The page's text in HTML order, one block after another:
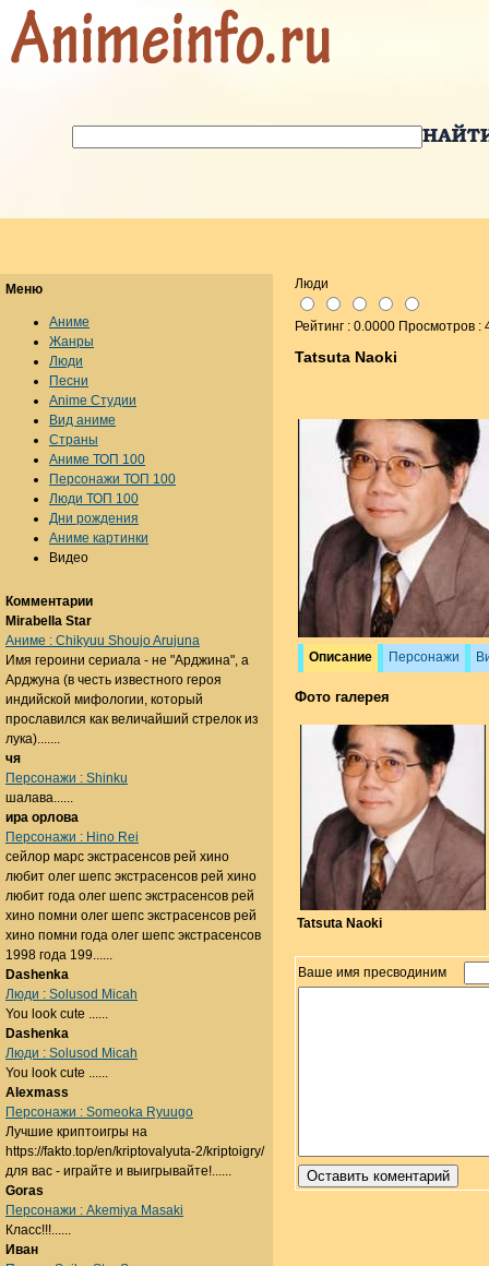
Люди
Рейтинг : 0.0000 Просмотров :
Tatsuta Naoki
Описание Персонажи
Фото галерея
Tatsuta Naoki
Ваше имя пресводиним
Меню
Аниме
Жанры
Люди
Песни
Anime Студии
Вид аниме
Страны
Аниме ТОП 100
Персонажи ТОП 100
Люди ТОП 100
Дни рождения
Аниме картинки
Видео
Комментарии
Mirabella Star
Аниме : Chikyuu Shoujo Arujuna
Имя героини сериала - не "Арджина", а
Арджуна (в честь известного героя
индийской мифологии, который
прославился как величайший стрелок из
лука).......
чя
Персонажи : Shinku
шалава......
ира орлова
Персонажи : Hino Rei
сейлор марс экстрасенсов рей хино
любит олег шепс экстрасенсов рей хино
любит года олег шепс экстрасенсов рей
хино помни олег шепс экстрасенсов рей
хино помни года олег шепс экстрасенсов
1998 года 199......
Dashenka
Люди : Solusod Micah
You look cute ......
Dashenka
Люди : Solusod Micah
You look cute ......
Alexmass
Персонажи : Someoka Ryuugo
Лучшие криптоигры на
https://fakto.top/en/kriptovalyuta-2/kriptoigry/
для вас - играйте и выигрывайте!......
Goras
Персонажи : Akemiya Masaki
Класс!!!......
Иван